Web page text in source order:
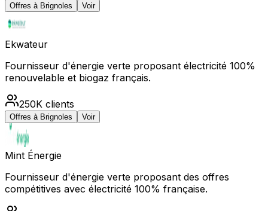
Offres à Brignoles Voir
Ekwateur
Fournisseur d'énergie verte proposant électricité 100%
renouvelable et biogaz français.
250K clients
Offres à Brignoles Voir
Mint Énergie
Fournisseur d'énergie verte proposant des offres
compétitives avec électricité 100% française.